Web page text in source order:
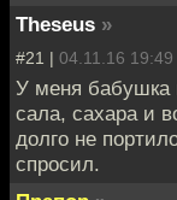
Theseus »
#21 | 04.11.16 19:49
У меня бабушка
сала, сахара и
долго не
спросил.